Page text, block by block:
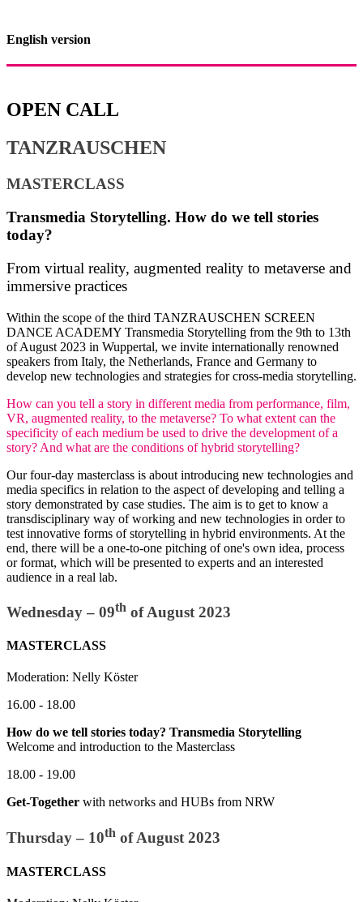
English version
OPEN CALL
TANZRAUSCHEN
MASTERCLASS
Transmedia Storytelling. How do we tell stories
today?
From virtual reality, augmented reality to metaverse and
immersive practices
Within the scope of the third TANZRAUSCHEN SCREEN
DANCE ACADEMY Transmedia Storytelling from the 9th to 13th
of August 2023 in Wuppertal, we invite internationally renowned
speakers from Italy, the Netherlands, France and Germany to
develop new technologies and strategies for cross-media storytelling.
How can you tell a story in different media from performance, film,
VR, augmented reality, to the metaverse? To what extent can the
specificity of each medium be used to drive the development of a
story? And what are the conditions of hybrid storytelling?
Our four-day masterclass is about introducing new technologies and
media specifics in relation to the aspect of developing and telling a
story demonstrated by case studies. The aim is to get to know a
transdisciplinary way of working and new technologies in order to
test innovative forms of storytelling in hybrid environments. At the
end, there will be a one-to-one pitching of one's own idea, process
or format, which will be presented to experts and an interested
audience in a real lab.
Wednesday – 09th of August 2023
MASTERCLASS
Moderation: Nelly Köster
16.00 - 18.00
How do we tell stories today? Transmedia Storytelling
Welcome and introduction to the Masterclass
18.00 - 19.00
Get-Together with networks and HUBs from NRW
Thursday – 10th of August 2023
MASTERCLASS